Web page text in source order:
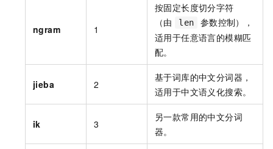
ngram 1
按固定长度切分字符
（由
len
参数控制），
适用于任意语言的模糊匹
配。
jieba 2
基于词库的中文分词器，
适用于中文语义化搜索。
ik 3
另一款常用的中文分词
器。